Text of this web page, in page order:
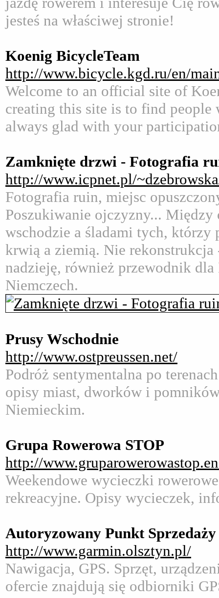
jesteś na właściwej stronie!
Koenig BicycleTeam
http://www.bicycle.kgd.ru/en/
Welcome to an official site of
creating this site is to find
always glad with your
Zamknięte drzwi - Fotografia
http://www.icpnet.pl/
Fotografia ruin, miejsc
Poszukiwanie ojczyzny... Między
wschodzie a śladami tych,
krwią a ziemią. Nie
nadzieję, również przewodnik
Niemczech.
Prusy Wschodnie
http://www.ostpreussen.net/
Podróż sentymentalna po
opisy miast, dworków i
Niemieckim.
Grupa Rowerowa STOP
http://
Weekendowe wycieczki
rekreacyjne. Opisy wycieczek,
Autoryzowany Punkt
http://www.garmin.olsztyn.pl/
Nawigacja, GPS. Sprzęt,
ofercie znajdują się odbiorniki